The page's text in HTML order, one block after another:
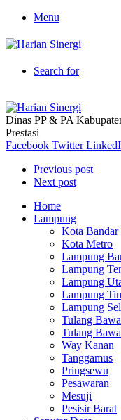
Menu
Search for
Dinas PP & PA
Prestasi
Facebook Twitter
Previous post
Next post
Home
Lampung
Kota
Kota Metro
Lampung
Lampung
Lampung
Lampung
Lampung
Tulang
Tulang
Way Kanan
Tanggamus
Pringsewu
Pesawaran
Mesuji
Pesisir Barat